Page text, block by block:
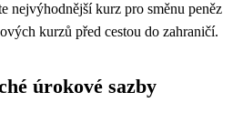
nejvýhodnější kurz pro směnu peněz
kurzů před cestou do zahraničí.
úrokové sazby